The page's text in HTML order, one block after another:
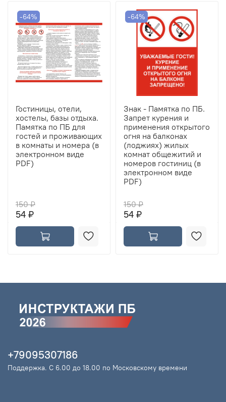
-64%
Гостиницы, отели,
хостелы, базы отдыха.
Памятка по ПБ для
гостей и проживающих
в комнаты и номера (в
электронном виде
PDF)
150 ₽
54 ₽
-64%
Знак - Памятка по ПБ.
Запрет курения и
применения открытого
огня на балконах
(лоджиях) жилых
комнат общежитий и
номеров гостиниц (в
электронном виде
PDF)
150 ₽
54 ₽
+79095307186
Поддержка. С 6.00 до 18.00 по Московскому времени